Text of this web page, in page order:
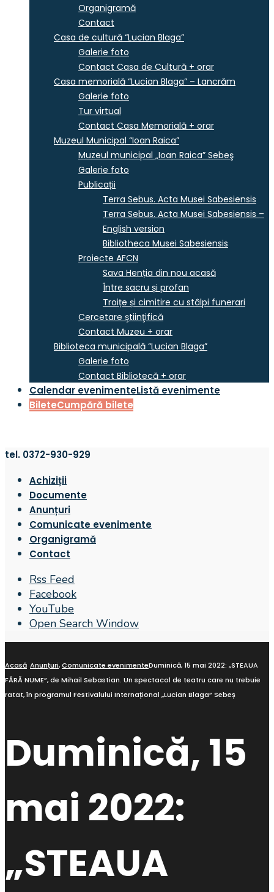
Organigramă
Contact
Casa de cultură “Lucian Blaga”
Galerie foto
Contact Casa de Cultură + orar
Casa memorială “Lucian Blaga” – Lancrăm
Galerie foto
Tur virtual
Contact Casa Memorială + orar
Muzeul Municipal “Ioan Raica”
Muzeul municipal „Ioan Raica” Sebeş
Galerie foto
Publicații
Terra Sebus. Acta Musei Sabesiensis
Terra Sebus. Acta Musei Sabesiensis –
English version
Bibliotheca Musei Sabesiensis
Proiecte AFCN
Sava Henția din nou acasă
Între sacru și profan
Troițe și cimitire cu stâlpi funerari
Cercetare ştiinţifică
Contact Muzeu + orar
Biblioteca municipală “Lucian Blaga”
Galerie foto
Contact Bibliotecă + orar
Calendar evenimenteListă evenimente
BileteCumpără bilete
tel. 0372-930-929
Achiziții
Documente
Anunțuri
Comunicate evenimente
Organigramă
Contact
Rss Feed
Facebook
YouTube
Open Search Window
Acasă Anunțuri,Comunicate evenimenteDuminică, 15 mai 2022: „STEAUA
FĂRĂ NUME”, de Mihail Sebastian. Un spectacol de teatru care nu trebuie
ratat, în programul Festivalului Internațional „Lucian Blaga” Sebeș
Duminică, 15
mai 2022:
„STEAUA